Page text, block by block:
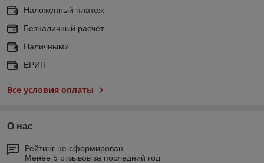
Наложенный платеж
Безналичный расчет
Наличными
ЕРИП
Все условия оплаты
О нас
Рейтинг не сформирован
Менее 5 отзывов за последний год